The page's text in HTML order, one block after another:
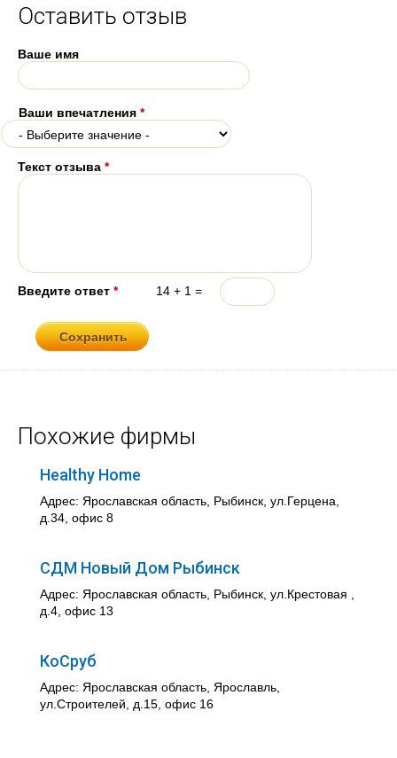
Оставить отзыв
Ваше имя
Ваши впечатления *
Текст отзыва *
Введите ответ * 14 + 1 =
Похожие фирмы
Healthy Home
Адрес: Ярославская область, Рыбинск, ул.Герцена,
д.34, офис 8
СДМ Новый Дом Рыбинск
Адрес: Ярославская область, Рыбинск, ул.Крестовая ,
д.4, офис 13
КоСруб
Адрес: Ярославская область, Ярославль,
ул.Строителей, д.15, офис 16